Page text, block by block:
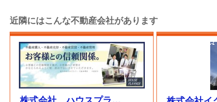
近隣にはこんな不動産会社があります